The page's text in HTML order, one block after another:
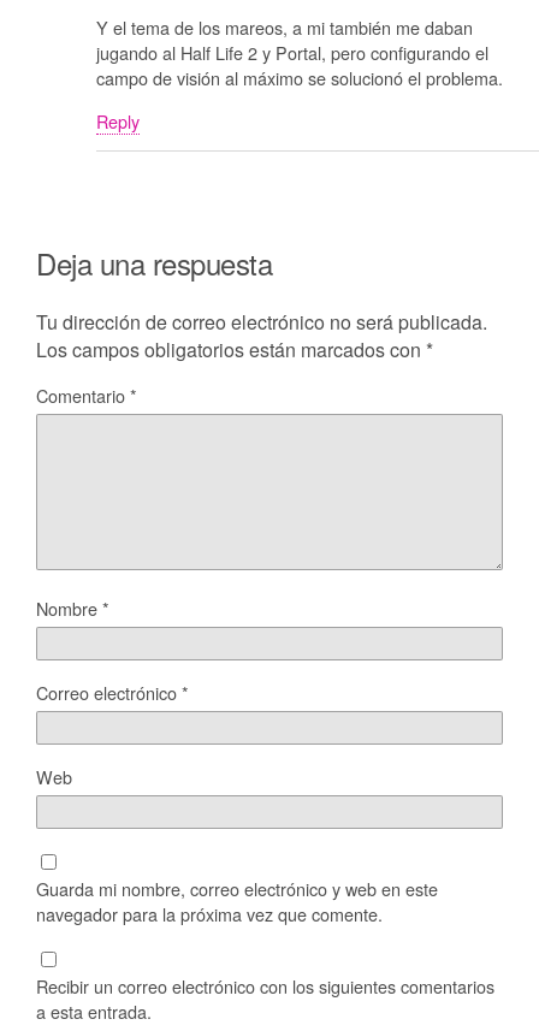
Y el tema de los mareos, a mi también me daban
jugando al Half Life 2 y Portal, pero configurando el
campo de visión al máximo se solucionó el problema.
Reply
Deja una respuesta
Tu dirección de correo electrónico no será publicada.
Los campos obligatorios están marcados con *
Comentario*
Nombre*
Correo electrónico*
Web
Guarda mi nombre, correo electrónico y web en este
navegador para la próxima vez que comente.
Recibir un correo electrónico con los siguientes comentarios
a esta entrada.